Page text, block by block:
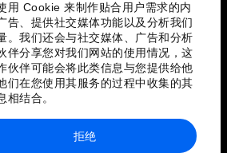
用 Cookie 来制作贴合用户需求的内
告、提供社交媒体功能以及分析我们
。我们还会与社交媒体、广告和分析
伴分享您对我们网站的使用情况，这
伙伴可能会将此类信息与您提供给他
们在您使用其服务的过程中收集的其
相结合。
拒绝